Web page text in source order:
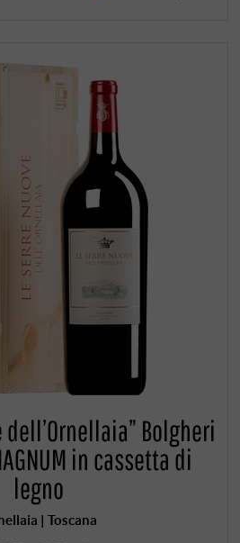
dell’Ornellaia” Bolgheri
in cassetta di
legno
| Toscana